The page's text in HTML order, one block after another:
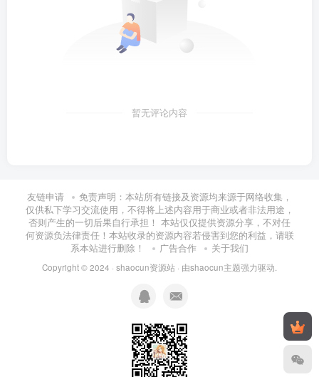
暂无评论内容
友链申请
免责声明：本站所有链接及资源均来源于网络收集，
仅供私下学习交流使用，不得将上述内容用于商业或者非法用途，
否则产生的一切后果自行承担！ 本站仅仅提供资源分享，不对任
何资源负法律责任！本站收录的资源内容若侵害到您的利益，请联
系本站进行删除！
广告合作 关于我们
Copyright © 2024 · shaocun资源站 · 由shaocun主题强力驱动.